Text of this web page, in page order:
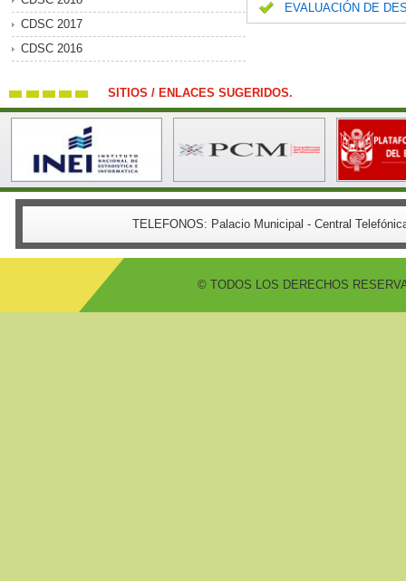
CDSC 2017
CDSC 2016
EVALUACIÓN DE
SITIOS / ENLACES SUGERIDOS.
TELEFONOS: Palacio Municipal - Central
© TODOS LOS DERECHOS